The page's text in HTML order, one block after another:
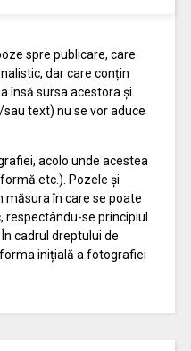
spre publicare, care
dar care conțin
însă sursa acestora și
text) nu se vor aduce
acolo unde acestea
etc.). Pozele și
măsura în care se poate
se principiul
cadrul dreptului de
inițială a fotografiei